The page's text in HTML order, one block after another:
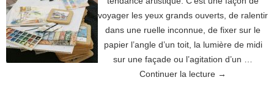
voyager les yeux grands ouverts, de ralentir
dans une ruelle inconnue, de fixer sur le
papier l’angle d’un toit, la lumière de midi
sur une façade ou l’agitation d’un …
Continuer la lecture →